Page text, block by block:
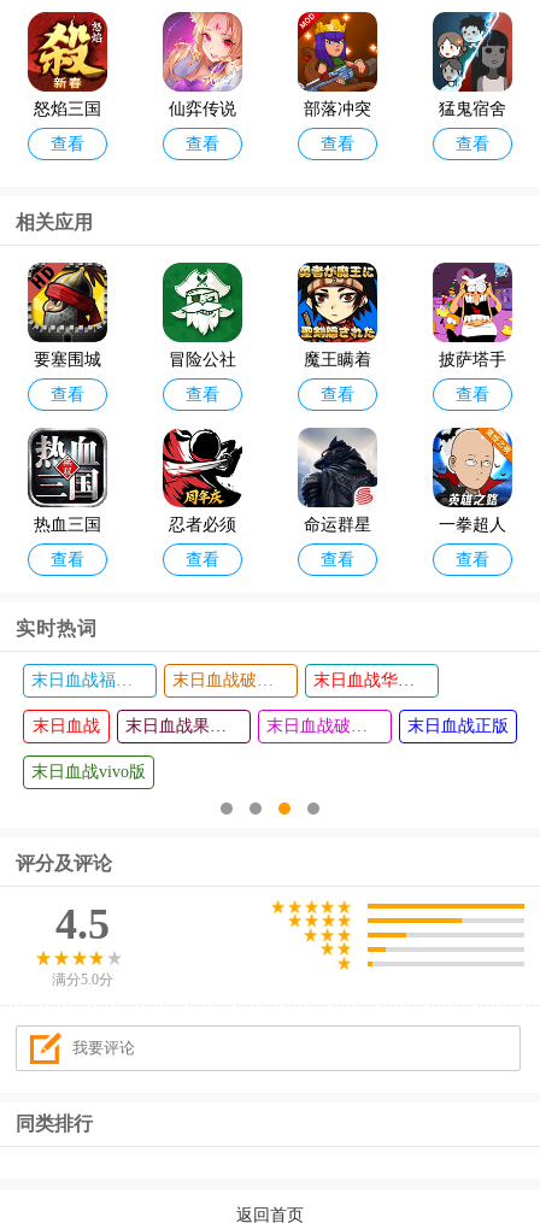
怒焰三国
杀oppo版
查看
仙弈传说
手游taptap
查看
部落冲突
破解版202
查看
猛鬼宿舍
最新版破
查看
咸鱼之王
最新版本
查看
金铲铲之
战体验服
官方版202
4
查看
相关应用
要塞围城
破解版无
限金币中
文版
查看
冒险公社
手游
查看
魔王瞒着
勇者藏起
了圣剑游
戏
查看
披萨塔手
机版官方
正版(pizza
tower)
查看
热血三国
无双手游
查看
忍者必须
死3官服版
查看
命运群星
手游官方
查看
一拳超人
英雄之路
查看
非日常邂
逅物语最
新版
查看
铁拳超人
手机版
查看
实时热词
末日血战 末日血战正版
末日血战vivo版
评分及评论
4.5
满分5.0分
同类排行
返回首页